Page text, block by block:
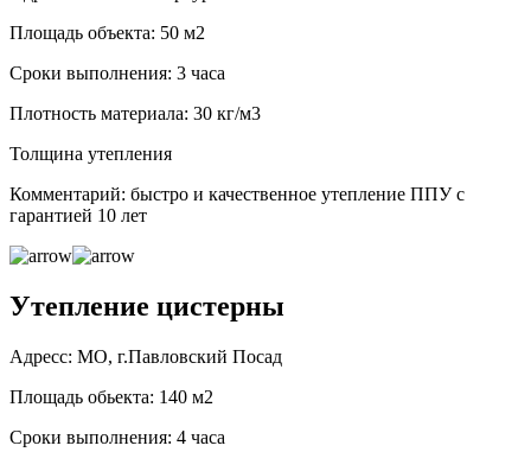
Площадь объекта: 50 м2
Сроки выполнения: 3 часа
Плотность материала: 30 кг/м3
Толщина утепления
Комментарий: быстро и качественное утепление ППУ с
гарантией 10 лет
Утепление цистерны
Адресс: МО, г.Павловский Посад
Площадь обьекта: 140 м2
Сроки выполнения: 4 часа